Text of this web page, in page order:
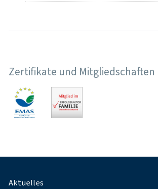
Zertifikate und Mitgliedschaften
Fußnavigation
Aktuelles